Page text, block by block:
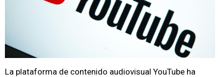
La plataforma de contenido audiovisual YouTube ha